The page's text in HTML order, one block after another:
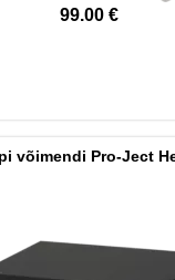
99.00 €
võimendi Pro-Ject